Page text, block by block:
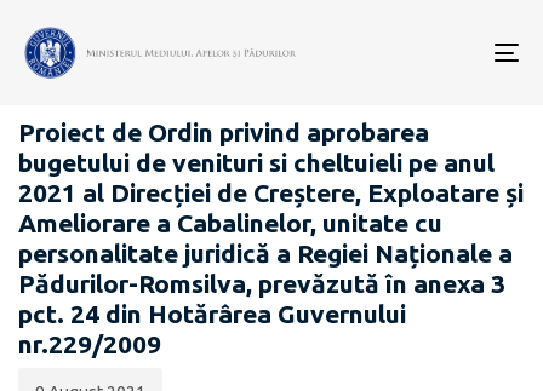
PROIECTE ACTE NORMATIVE
Proiect de Ordin privind aprobarea
bugetului de venituri si cheltuieli pe anul
2021 al Direcției de Creștere, Exploatare și
Ameliorare a Cabalinelor, unitate cu
personalitate juridică a Regiei Naționale a
Pădurilor-Romsilva, prevăzută în anexa 3
pct. 24 din Hotărârea Guvernului
nr.229/2009
publicării: